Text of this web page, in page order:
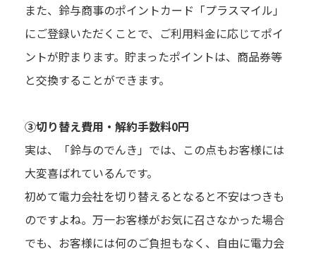
また、鈴与商事のポイントカード「プラスマイル」
にご登録いただくことで、ご利用料金に応じてポイ
ントが貯まります。貯まったポイントは、商品券等
と交換することができます。
③切り替え費用・解約手数料0円
実は、「鈴与のでんき」では、この点もお客様には
大変喜ばれているんです。
初めて電力会社を切り替えるとなると不安はつきも
のですよね。万一お客様がお気に召さなかった場合
でも、お客様には何のご負担もなく、自由に電力会